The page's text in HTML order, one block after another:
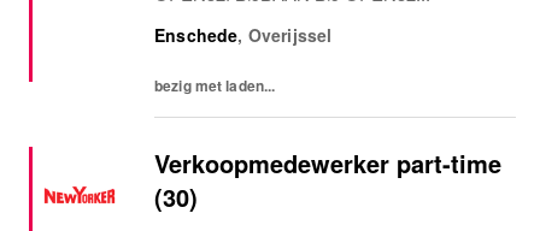
Enschede, Overijssel
bezig met laden...
Verkoopmedewerker part-time
(30)